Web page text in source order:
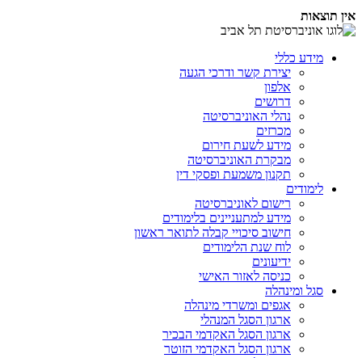
אין תוצאות
מידע כללי
יצירת קשר ודרכי הגעה
אלפון
דרושים
נהלי האוניברסיטה
מכרזים
מידע לשעת חירום
מבקרת האוניברסיטה
תקנון משמעת ופסקי דין
לימודים
רישום לאוניברסיטה
מידע למתעניינים בלימודים
חישוב סיכויי קבלה לתואר ראשון
לוח שנת הלימודים
ידיעונים
כניסה לאזור האישי
סגל ומינהלה
אגפים ומשרדי מינהלה
ארגון הסגל המנהלי
ארגון הסגל האקדמי הבכיר
ארגון הסגל האקדמי הזוטר